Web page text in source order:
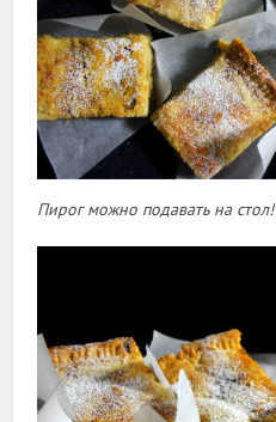
Пирог можно подавать на стол!